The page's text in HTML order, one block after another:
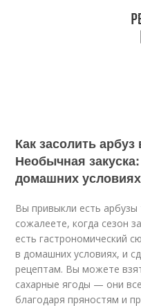
Как засолить
Необычная
домашних
Вы привыкли есть
сожалеете, когда сезон
есть гастрономический
в домашних условиях, и
рецептам. Вы можете
сахарные ягоды — они
благодаря пряностям и